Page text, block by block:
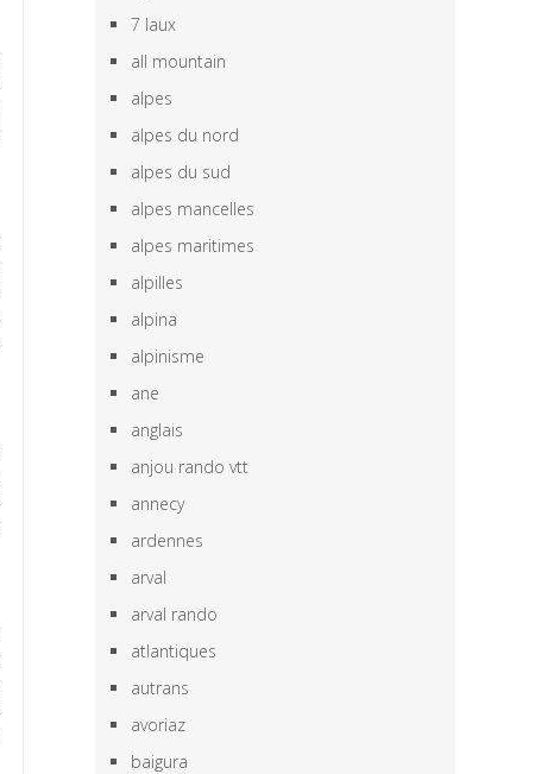
7 laux
all mountain
alpes
alpes du nord
alpes du sud
alpes mancelles
alpes maritimes
alpilles
alpina
alpinisme
ane
anglais
anjou rando vtt
annecy
ardennes
arval
arval rando
atlantiques
autrans
avoriaz
baigura